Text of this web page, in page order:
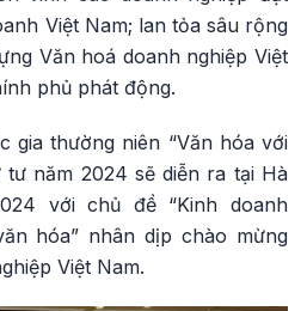
Việt Nam; lan tỏa sâu rộng
Văn hoá doanh nghiệp Việt
phủ phát động.
gia thường niên “Văn hóa với
tư năm 2024 sẽ diễn ra tại Hà
với chủ đề “Kinh doanh
hóa” nhân dịp chào mừng
Việt Nam.